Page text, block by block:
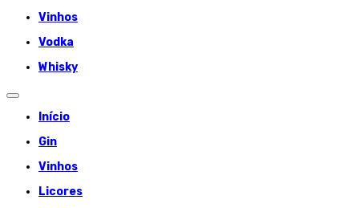
Vinhos
Vodka
Whisky
Início
Gin
Vinhos
Licores